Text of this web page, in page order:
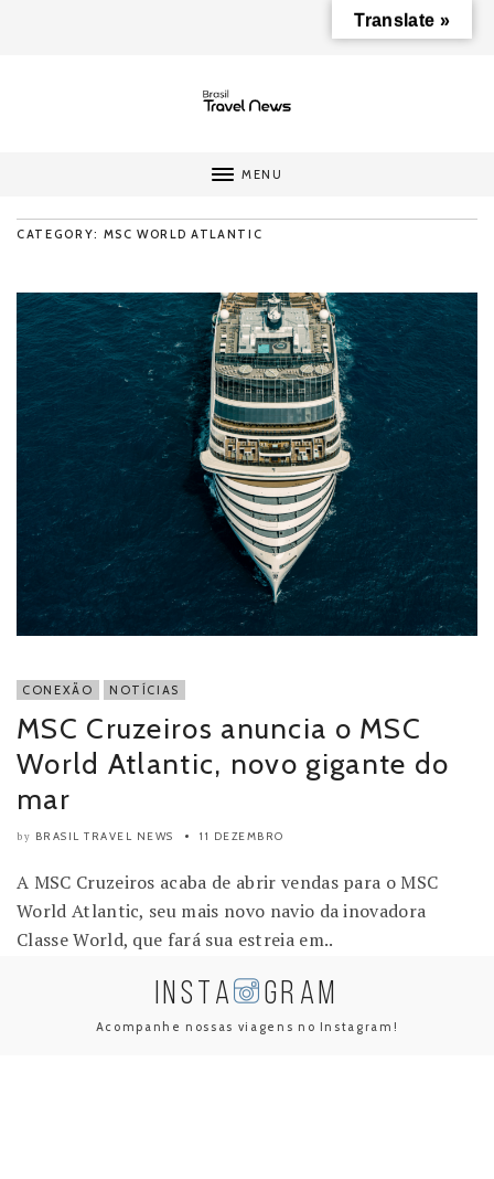
MENU
CATEGORY: MSC WORLD ATLANTIC
CONEXÃO NOTÍCIAS
MSC Cruzeiros anuncia o MSC
World Atlantic, novo gigante do
mar
by BRASIL TRAVEL NEWS 11 DEZEMBRO
A MSC Cruzeiros acaba de abrir vendas para o MSC
World Atlantic, seu mais novo navio da inovadora
Classe World, que fará sua estreia em..
INSTA GRAM
Acompanhe nossas viagens no Instagram!
Translate »